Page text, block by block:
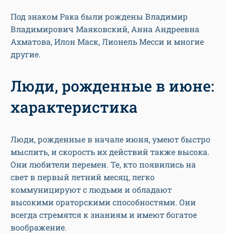
Под знаком Рака были рождены Владимир
Владимирович Маяковский, Анна Андреевна
Ахматова, Илон Маск, Лионель Месси и многие
другие.
Люди, рожденные в июне:
характеристика
Люди, рожденные в начале июня, умеют быстро
мыслить, и скорость их действий также высока.
Они любители перемен. Те, кто появились на
свет в первый летний месяц, легко
коммуницируют с людьми и обладают
высокими ораторскими способностями. Они
всегда стремятся к знаниям и имеют богатое
воображение.